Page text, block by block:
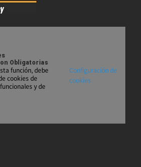
Obligatorias
función, debe
cookies de
y de
Configuración de
cookies